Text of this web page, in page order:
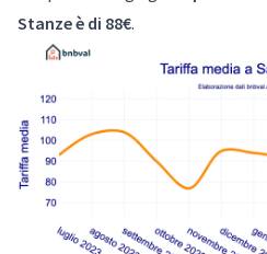
Stanze è di 88€.